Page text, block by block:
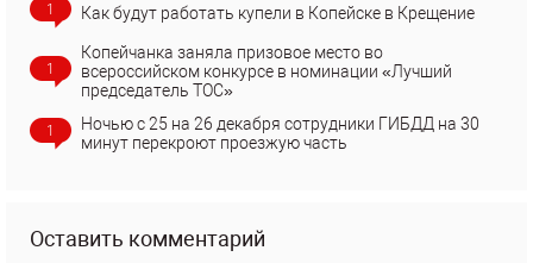
1 Как будут работать купели в Копейске в Крещение
1
Копейчанка заняла призовое место во
всероссийском конкурсе в номинации «Лучший
председатель ТОС»
1
Ночью с 25 на 26 декабря сотрудники ГИБДД на 30
минут перекроют проезжую часть
Оставить комментарий